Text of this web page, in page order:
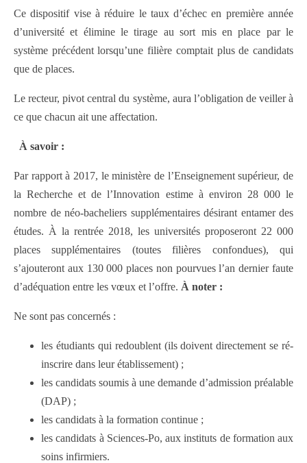
Ce dispositif vise à réduire le taux d’échec en première année
d’université et élimine le tirage au sort mis en place par le
système précédent lorsqu’une filière comptait plus de candidats
que de places.
Le recteur, pivot central du système, aura l’obligation de veiller à
ce que chacun ait une affectation.
À savoir :
Par rapport à 2017, le ministère de lʼEnseignement supérieur, de
la Recherche et de lʼInnovation estime à environ 28 000 le
nombre de néo-bacheliers supplémentaires désirant entamer des
études. À la rentrée 2018, les universités proposeront 22 000
places supplémentaires (toutes filières confondues), qui
s’ajouteront aux 130 000 places non pourvues l’an dernier faute
d’adéquation entre les vœux et l’offre. À noter :
Ne sont pas concernés :
les étudiants qui redoublent (ils doivent directement se ré-
inscrire dans leur établissement) ;
les candidats soumis à une demande d’admission préalable
(DAP) ;
les candidats à la formation continue ;
les candidats à Sciences-Po, aux instituts de formation aux
soins infirmiers.